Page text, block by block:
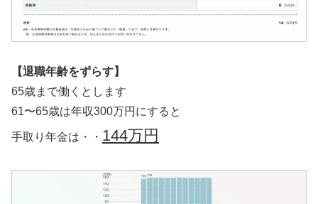
【退職年齢をずらす】
65歳まで働くとします
61〜65歳は年収300万円にすると
手取り年金は・・ 144万円